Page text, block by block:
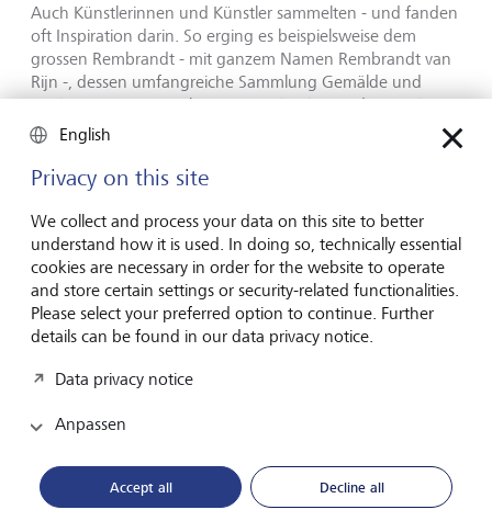
Auch Künstlerinnen und Künstler sammelten - und fanden
oft Inspiration darin. So erging es beispielsweise dem
grossen Rembrandt - mit ganzem Namen Rembrandt van
Rijn -, dessen umfangreiche Sammlung Gemälde und
Zeichnungen sowie Abgüsse griechischer und römischer
Büsten umfasste. Und wenn er nicht kaufen konnte, was
er wollte, machte er sich Skizzen davon.
flämischen Kaufmanns und Sammlers Lucas van Uffel von
einem Porträt Baldassare Castigliones von Raffael
beeindruckt. Das Gemälde wurde zu einem erstaunlich
hohen Preis verkauft - aber nicht bevor Rembrandt eine
Skizze davon angefertigt hatte. Später übernahm er die
Pose des Porträtierten für eines seiner Selbstporträts.
Skizze statt Gemälde: Wenn Rembrandt nicht kaufen konnte,
Wien
English
Privacy on this site
We collect and process your data on this site to better
understand how it is used. In doing so, technically essential
cookies are necessary in order for the website to operate
and store certain settings or security-related functionalities.
Please select your preferred option to continue. Further
details can be found in our data privacy notice.
Data privacy notice
Anpassen
Accept all Decline all